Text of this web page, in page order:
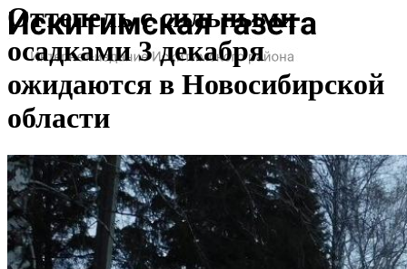
Оттепель с сильными
осадками 3 декабря
ожидаются в Новосибирской
области